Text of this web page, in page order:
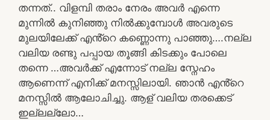
തന്നത്.. വിളമ്പി തരാം നേരം അവർ എന്നെ
മുന്നിൽ കുനിഞ്ഞു നിൽക്കുമ്പോൾ അവരുടെ
മുലയിലേക്ക് എൻ്റെ കണ്ണൊന്നു പാഞ്ഞു….നല്ല
വലിയ രണ്ടു പപ്പായ തൂങ്ങി കിടക്കും പോലെ
തന്നെ …അവർക്ക് എന്നോട് നല്ല സ്നേഹം
ആണെന്ന് എനിക്ക് മനസ്സിലായി. ഞാൻ എൻ്റെ
മനസ്സിൽ ആലോചിച്ചു. ആള് വലിയ തരക്കെട്
ഇല്ലല്ലോ…